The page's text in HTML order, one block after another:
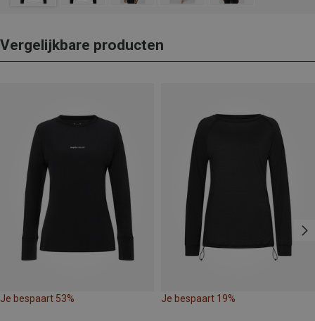
Vergelijkbare producten
Je bespaart 53% Je bespaart 19%